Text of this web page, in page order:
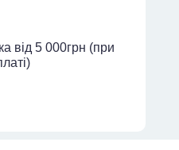
від 5 000грн (при